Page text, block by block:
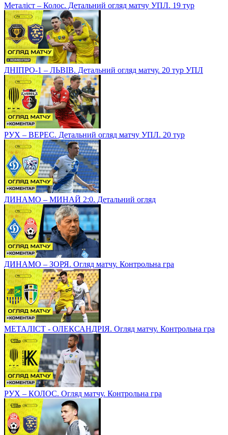
Металіст – Колос. Детальний огляд матчу УПЛ. 19 тур
ДНІПРО-1 – ЛЬВІВ. Детальний огляд матчу. 20 тур УПЛ
РУХ – ВЕРЕС. Детальний огляд матчу УПЛ. 20 тур
ДИНАМО – МИНАЙ 2:0. Детальний огляд
ДИНАМО – ЗОРЯ. Огляд матчу. Контрольна гра
МЕТАЛІСТ - ОЛЕКСАНДРІЯ. Огляд матчу. Контрольна гра
РУХ – КОЛОС. Огляд матчу. Контрольна гра